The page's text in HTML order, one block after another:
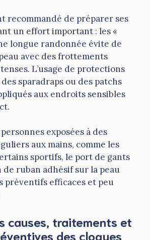
recommandé de préparer ses
un effort important : les «
longue randonnée évite de
avec des frottements
L’usage de protections
sparadraps ou des patchs
aux endroits sensibles
exposées à des
aux mains, comme les
sportifs, le port de gants
de ruban adhésif sur la peau
préventifs efficaces et peu
causes, traitements et
des cloques